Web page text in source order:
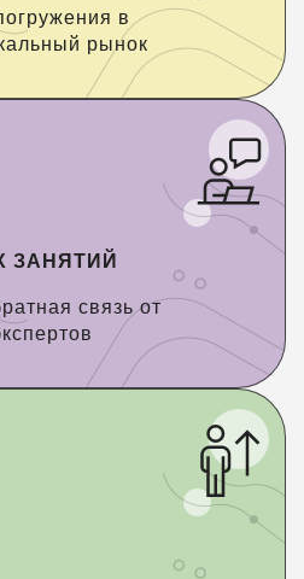
в
рынок
ЗАНЯТИЙ
связь от